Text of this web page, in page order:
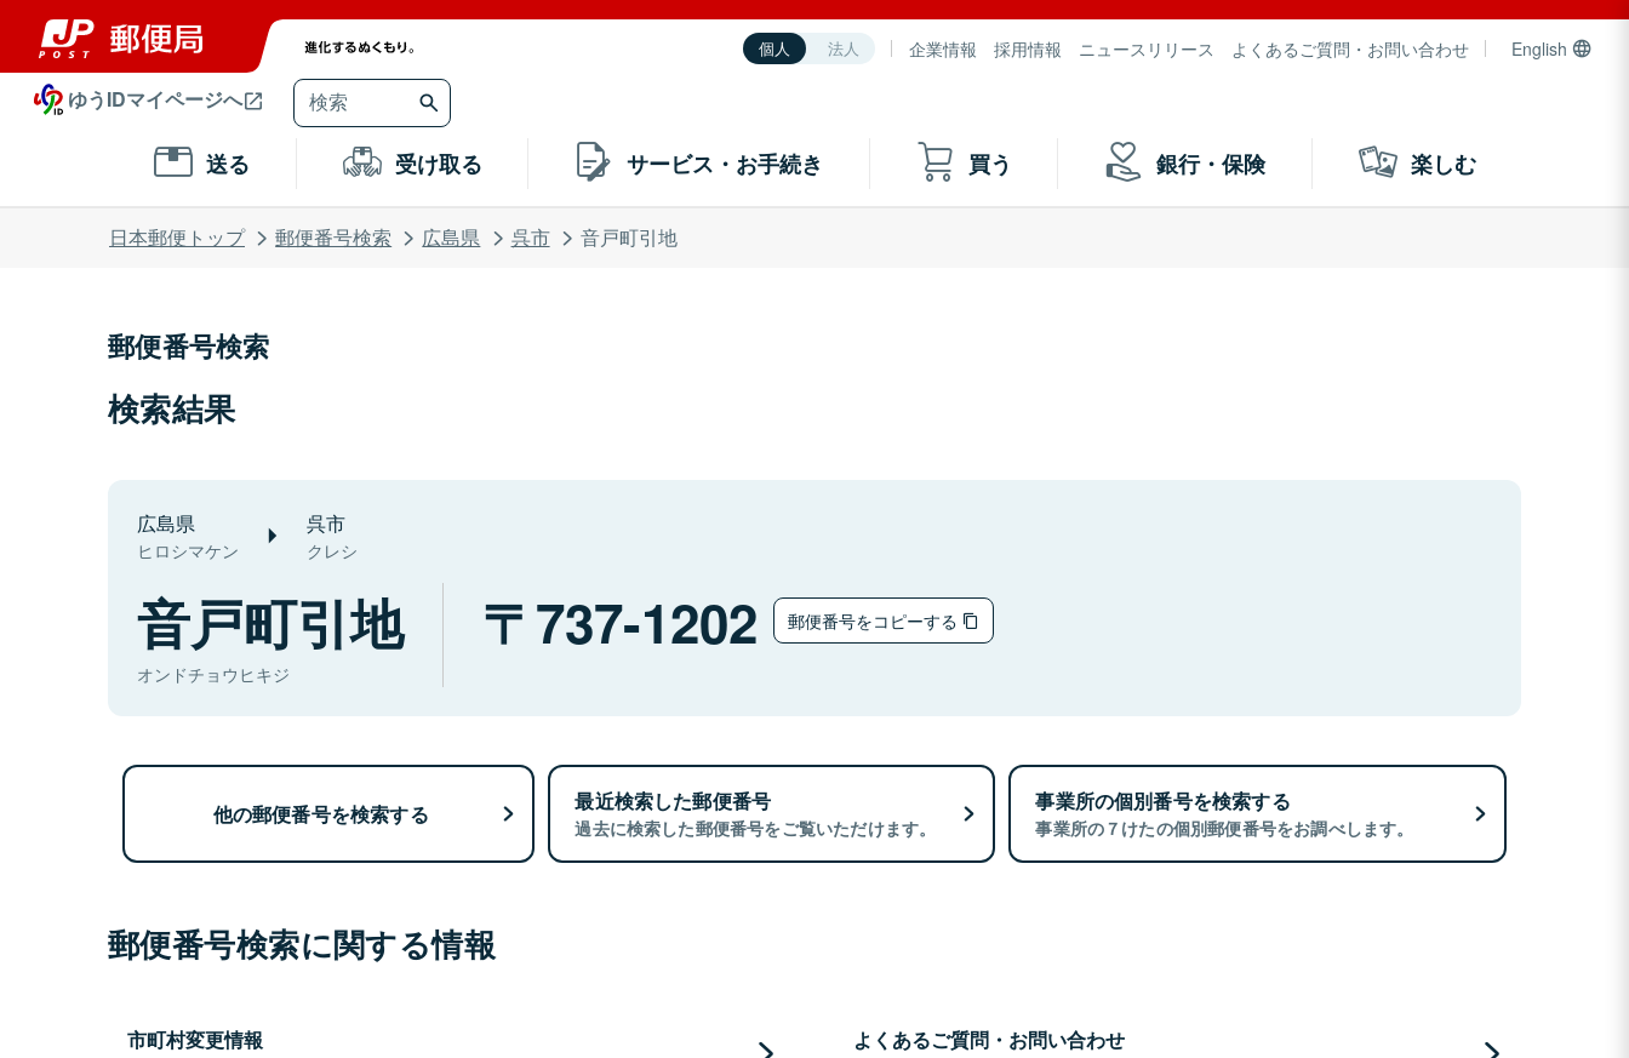
個人 法人 企業情報 採用情報 ニュースリリース よくあるご質問・お問い合わせ English
ゆうIDマイページへ
送る 受け取る サービス・お手続き 買う 銀行・保険 楽しむ
日本郵便トップ 郵便番号検索 広島県 呉市 音戸町引地
郵便番号検索
検索結果
広島県
ヒロシマケン
呉市
クレシ
音戸町引地
オンドチョウヒキジ
737-1202 郵便番号をコピーする
他の郵便番号を検索する 最近検索した郵便番号
過去に検索した郵便番号をご覧いただけます。
事業所の個別番号を検索する
事業所の７けたの個別郵便番号をお調べします。
郵便番号検索に関する情報
市町村変更情報 よくあるご質問・お問い合わせ